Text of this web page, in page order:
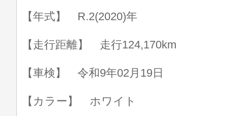
【年式】 R.2(2020)年
【走行距離】 走行124,170km
【車検】 令和9年02月19日
【カラー】 ホワイト